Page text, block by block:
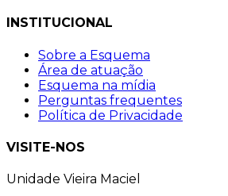
INSTITUCIONAL
Sobre a Esquema
Área de atuação
Esquema na mídia
Perguntas frequentes
Política de Privacidade
VISITE-NOS
Unidade Vieira Maciel